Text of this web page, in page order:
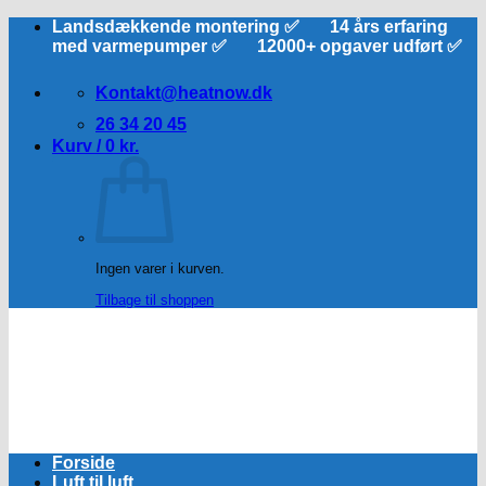
FortsætLandsdækkende montering ✅ 14 års erfaring
med varmepumper ✅ 12000+ opgaver udført ✅
Kontakt@heatnow.dk
26 34 20 45
Kurv / 0 kr.
Ingen varer i kurven.
Tilbage til shoppen
Forside
Luft til luft